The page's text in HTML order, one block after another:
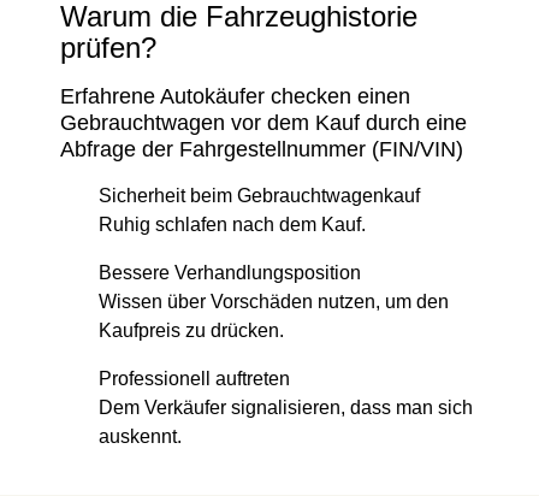
Warum die Fahrzeughistorie
prüfen?
Erfahrene Autokäufer checken einen
Gebrauchtwagen vor dem Kauf durch eine
Abfrage der Fahrgestellnummer (FIN/VIN)
Sicherheit beim Gebrauchtwagenkauf
Ruhig schlafen nach dem Kauf.
Bessere Verhandlungsposition
Wissen über Vorschäden nutzen, um den
Kaufpreis zu drücken.
Professionell auftreten
Dem Verkäufer signalisieren, dass man sich
auskennt.